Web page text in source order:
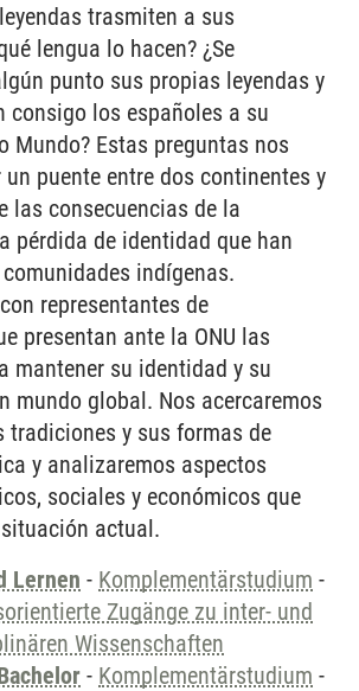
trasmiten a sus
lengua lo hacen? ¿Se
punto sus propias leyendas y
consigo los españoles a su
Mundo? Estas preguntas nos
puente entre dos continentes y
las consecuencias de la
pérdida de identidad que han
indígenas.
representantes de
presentan ante la ONU las
mantener su identidad y su
mundo global. Nos acercaremos
tradiciones y sus formas de
y analizaremos aspectos
sociales y económicos que
actual.
Lernen - Komplementärstudium -
Zugänge zu inter- und
Wissenschaften
- Komplementärstudium -